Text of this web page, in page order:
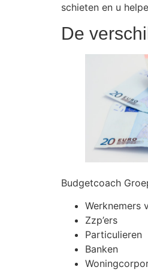
schieten en u
De
Budgetcoach
Werknemers
Zzp’ers
Particulieren
Banken